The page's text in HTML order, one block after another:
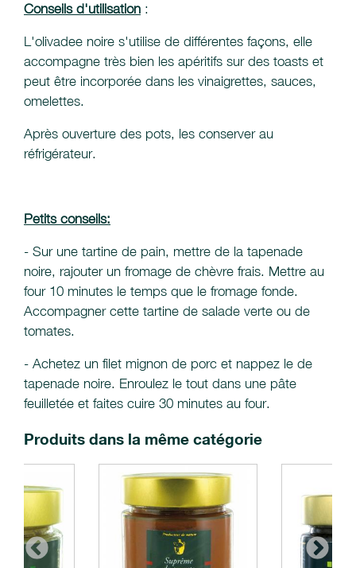
Conseils d'utilisation :
L'olivadee noire s'utilise de différentes façons, elle
accompagne très bien les apéritifs sur des toasts et
peut être incorporée dans les vinaigrettes, sauces,
omelettes.
Après ouverture des pots, les conserver au
réfrigérateur.
Petits conseils:
- Sur une tartine de pain, mettre de la tapenade
noire, rajouter un fromage de chèvre frais. Mettre au
four 10 minutes le temps que le fromage fonde.
Accompagner cette tartine de salade verte ou de
tomates.
- Achetez un filet mignon de porc et nappez le de
tapenade noire. Enroulez le tout dans une pâte
feuilletée et faites cuire 30 minutes au four.
Produits dans la même catégorie